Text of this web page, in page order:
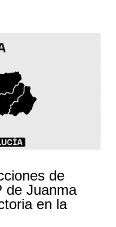
de
de Juanma
en la